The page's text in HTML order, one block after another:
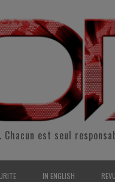
est seul
IN ENGLISH